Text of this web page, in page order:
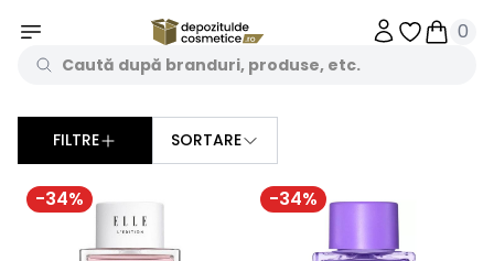
Obiecte
0
FILTRE SORTARE
-34% -34%